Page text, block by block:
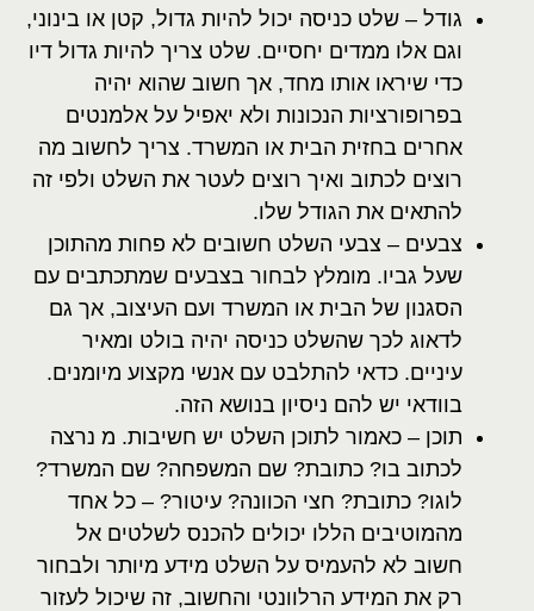
גודל – שלט כניסה יכול להיות גדול, קטן או בינוני,
וגם אלו ממדים יחסיים. שלט צריך להיות גדול דיו
כדי שיראו אותו מחד, אך חשוב שהוא יהיה
בפרופורציות הנכונות ולא יאפיל על אלמנטים
אחרים בחזית הבית או המשרד. צריך לחשוב מה
רוצים לכתוב ואיך רוצים לעטר את השלט ולפי זה
להתאים את הגודל שלו.
צבעים – צבעי השלט חשובים לא פחות מהתוכן
שעל גביו. מומלץ לבחור בצבעים שמתכתבים עם
הסגנון של הבית או המשרד ועם העיצוב, אך גם
לדאוג לכך שהשלט כניסה יהיה בולט ומאיר
עיניים. כדאי להתלבט עם אנשי מקצוע מיומנים.
בוודאי יש להם ניסיון בנושא הזה.
תוכן – כאמור לתוכן השלט יש חשיבות. מ נרצה
לכתוב בו? כתובת? שם המשפחה? שם המשרד?
לוגו? כתובת? חצי הכוונה? עיטור? – כל אחד
מהמוטיבים הללו יכולים להכנס לשלטים אל
חשוב לא להעמיס על השלט מידע מיותר ולבחור
רק את המידע הרלוונטי והחשוב, זה שיכול לעזור